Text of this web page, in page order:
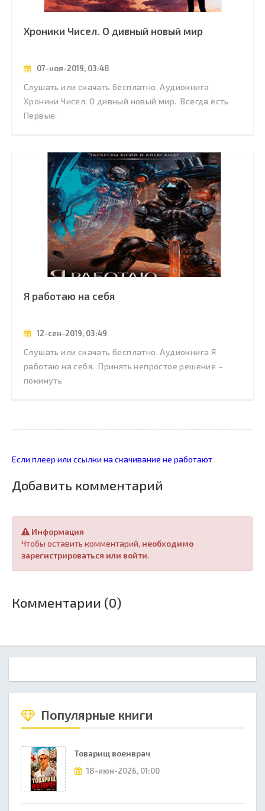
Хроники Чисел. О дивный новый мир
07-ноя-2019, 03:48
Слушать или скачать бесплатно. Аудиокнига
Хроники Чисел. О дивный новый мир. Всегда есть
Первые.
Я работаю на себя
12-сен-2019, 03:49
Слушать или скачать бесплатно. Аудиокнига Я
работаю на себя. Принять непростое решение –
покинуть
Если плеер или ссылки на скачивание не работают
Добавить комментарий
Информация
Чтобы оставить комментарий, необходимо
зарегистрироваться или войти.
Комментарии (0)
Популярные книги
Товарищ военврач
18-июн-2026, 01:00